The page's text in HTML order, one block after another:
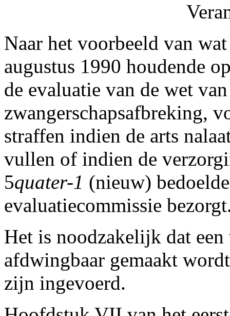
Naar het voorbeeld van
augustus 1990 houdende
de evaluatie van de wet
zwangerschapsafbreking,
straffen indien de arts
vullen of indien de
5quater-1 (nieuw)
evaluatiecommissie
Het is noodzakelijk dat
afdwingbaar gemaakt
zijn ingevoerd.